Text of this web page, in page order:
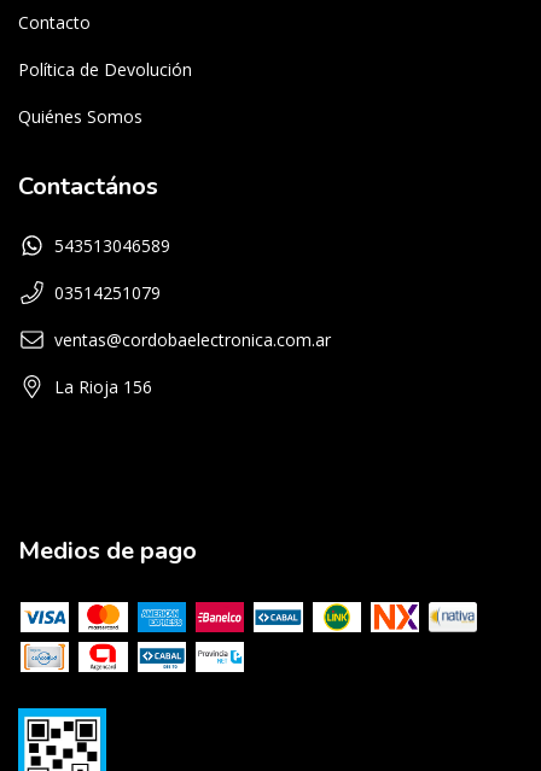
Contacto
Política de Devolución
Quiénes Somos
Contactános
543513046589
03514251079
ventas@cordobaelectronica.com.ar
La Rioja 156
Medios de pago